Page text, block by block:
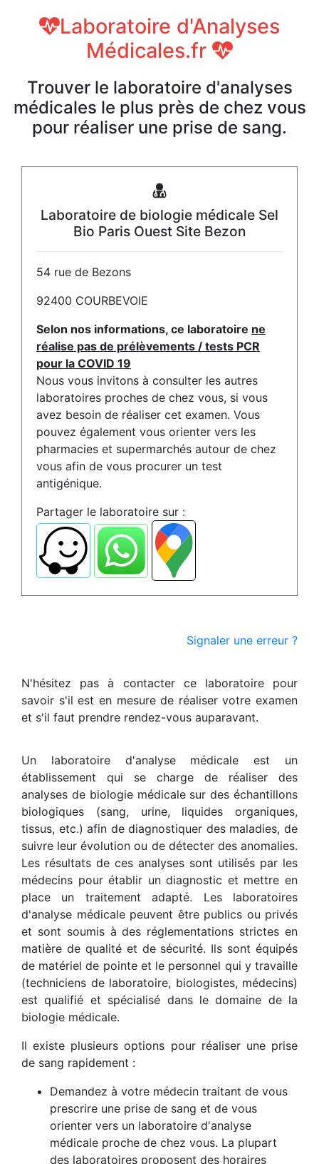
Laboratoire d'Analyses
Médicales.fr
Trouver le laboratoire d'analyses
médicales le plus près de chez vous
pour réaliser une prise de sang.
Laboratoire de biologie médicale Sel
Bio Paris Ouest Site Bezon
54 rue de Bezons
92400 COURBEVOIE
Selon nos informations, ce laboratoire ne
réalise pas de prélèvements / tests PCR
pour la COVID 19
Nous vous invitons à consulter les autres
laboratoires proches de chez vous, si vous
avez besoin de réaliser cet examen. Vous
pouvez également vous orienter vers les
pharmacies et supermarchés autour de chez
vous afin de vous procurer un test
antigénique.
Partager le laboratoire sur :
Signaler une erreur ?
N'hésitez pas à contacter ce laboratoire pour
savoir s'il est en mesure de réaliser votre examen
et s'il faut prendre rendez-vous auparavant.
Un laboratoire d'analyse médicale est un
établissement qui se charge de réaliser des
analyses de biologie médicale sur des échantillons
biologiques (sang, urine, liquides organiques,
tissus, etc.) afin de diagnostiquer des maladies, de
suivre leur évolution ou de détecter des anomalies.
Les résultats de ces analyses sont utilisés par les
médecins pour établir un diagnostic et mettre en
place un traitement adapté. Les laboratoires
d'analyse médicale peuvent être publics ou privés
et sont soumis à des réglementations strictes en
matière de qualité et de sécurité. Ils sont équipés
de matériel de pointe et le personnel qui y travaille
(techniciens de laboratoire, biologistes, médecins)
est qualifié et spécialisé dans le domaine de la
biologie médicale.
Il existe plusieurs options pour réaliser une prise
de sang rapidement :
Demandez à votre médecin traitant de vous
prescrire une prise de sang et de vous
orienter vers un laboratoire d'analyse
médicale proche de chez vous. La plupart
des laboratoires proposent des horaires